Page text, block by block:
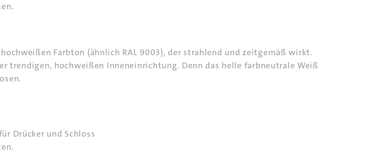
Farbton (ähnlich RAL 9003), der strahlend und zeitgemäß wirkt.
trendigen, hochweißen Inneneinrichtung. Denn das helle farbneutrale Weiß
Drücker und Schloss